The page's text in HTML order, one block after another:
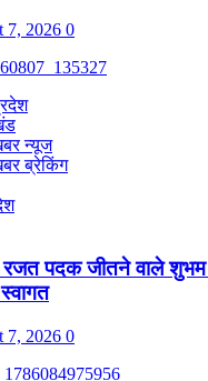
7, 2026 0
न्यूज
ब्रेकिंग
पदक जीतने वाले
7, 2026 0